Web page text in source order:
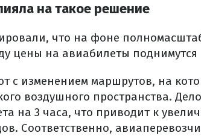
на такое решение
что на фоне
цены на авиабилеты поднимутся
с изменением маршрутов, на
воздушного пространства.
на 3 часа, что приводит к
Соответственно,